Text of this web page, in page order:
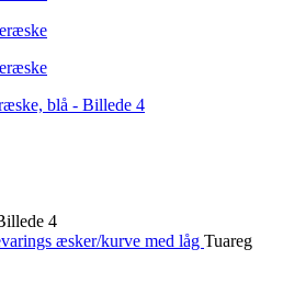
æsker/kurve med låg Tuareg